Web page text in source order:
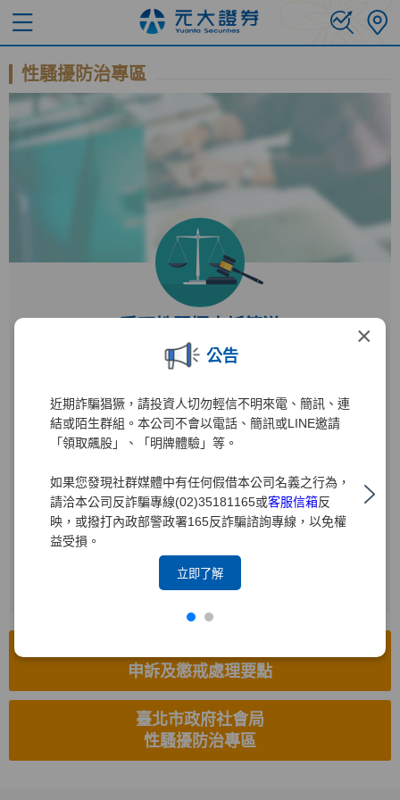
×
公告
近期詐騙猖獗，請投資人切勿輕信不明來電、簡訊、連
結或陌生群組。本公司不會以電話、簡訊或LINE邀請
「領取飆股」、「明牌體驗」等。
如果您發現社群媒體中有任何假借本公司名義之行為，
請洽本公司反詐騙專線(02)35181165或客服信箱反
映，或撥打內政部警政署165反詐騙諮詢專線，以免權
益受損。
立即了解
性騷擾防治專區
受理單位
受理電話
(02)2719-1715
電子信箱
hr8585.brk@yuanta.com
(02)2514-8626
申訴及懲戒處理要點
臺北市政府社會局
性騷擾防治專區